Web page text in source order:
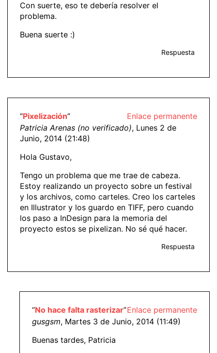
Con suerte, eso te debería resolver el
problema.
Buena suerte :)
Respuesta
Enlace permanente
“Pixelización”
Patricia Arenas (no verificado), Lunes 2 de
Junio, 2014 (21:48)
Hola Gustavo,
Tengo un problema que me trae de cabeza.
Estoy realizando un proyecto sobre un festival
y los archivos, como carteles. Creo los carteles
en Illustrator y los guardo en TIFF, pero cuando
los paso a InDesign para la memoria del
proyecto estos se pixelizan. No sé qué hacer.
Respuesta
Enlace permanente
“No hace falta rasterizar”
gusgsm, Martes 3 de Junio, 2014 (11:49)
Buenas tardes, Patricia